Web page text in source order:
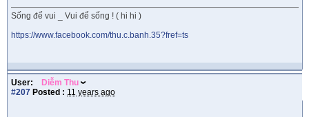
Sống để vui _ Vui để sống ! ( hi hi )
https://www.facebook.com/thu.c.banh.35?fref=ts
User:
Diễm Thu
#207 Posted : 11 years ago